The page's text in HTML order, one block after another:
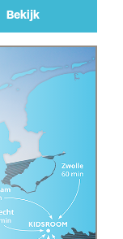
Bekijk